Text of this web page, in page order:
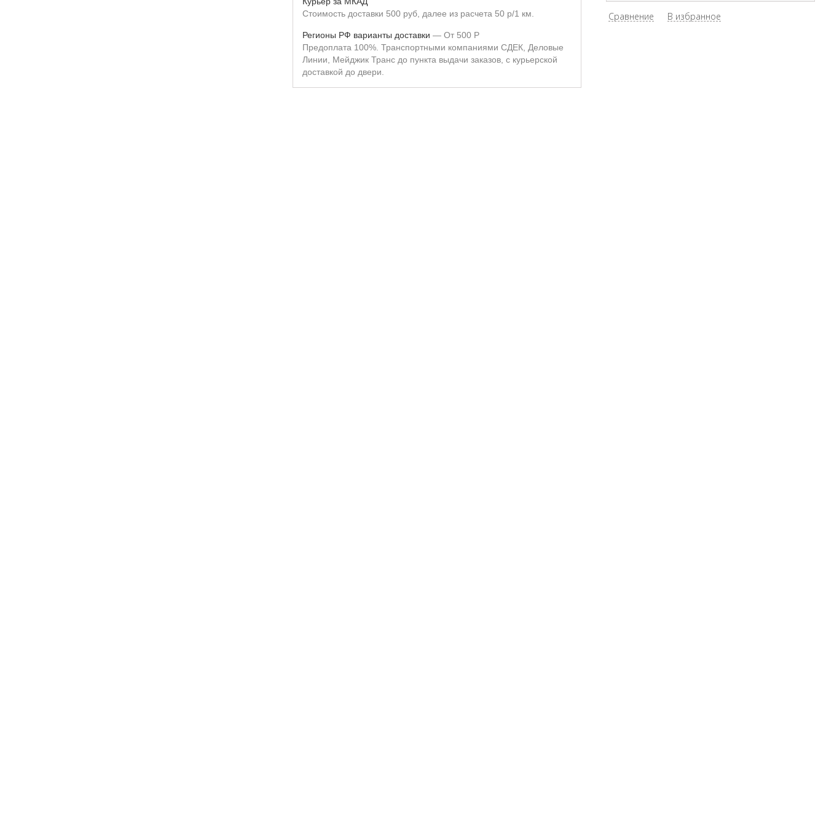
Сравнение В избранное
Стоимость доставки 500 руб, далее из расчета 50 р/1 км.
Регионы РФ варианты доставки От 500 Р
Предоплата 100%. Транспортными компаниями СДЕК, Деловые
Линии, Мейджик Транс до пункта выдачи заказов, с курьерской
доставкой до двери.